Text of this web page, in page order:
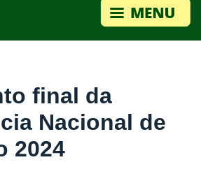
final da
Nacional de
2024